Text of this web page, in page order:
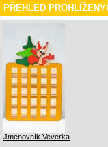
PŘEHLED
Jmenovník Veverka